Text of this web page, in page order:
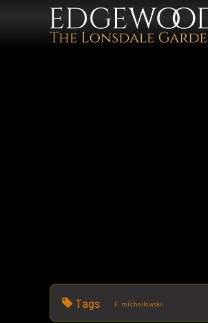
Tags F. michailowskii